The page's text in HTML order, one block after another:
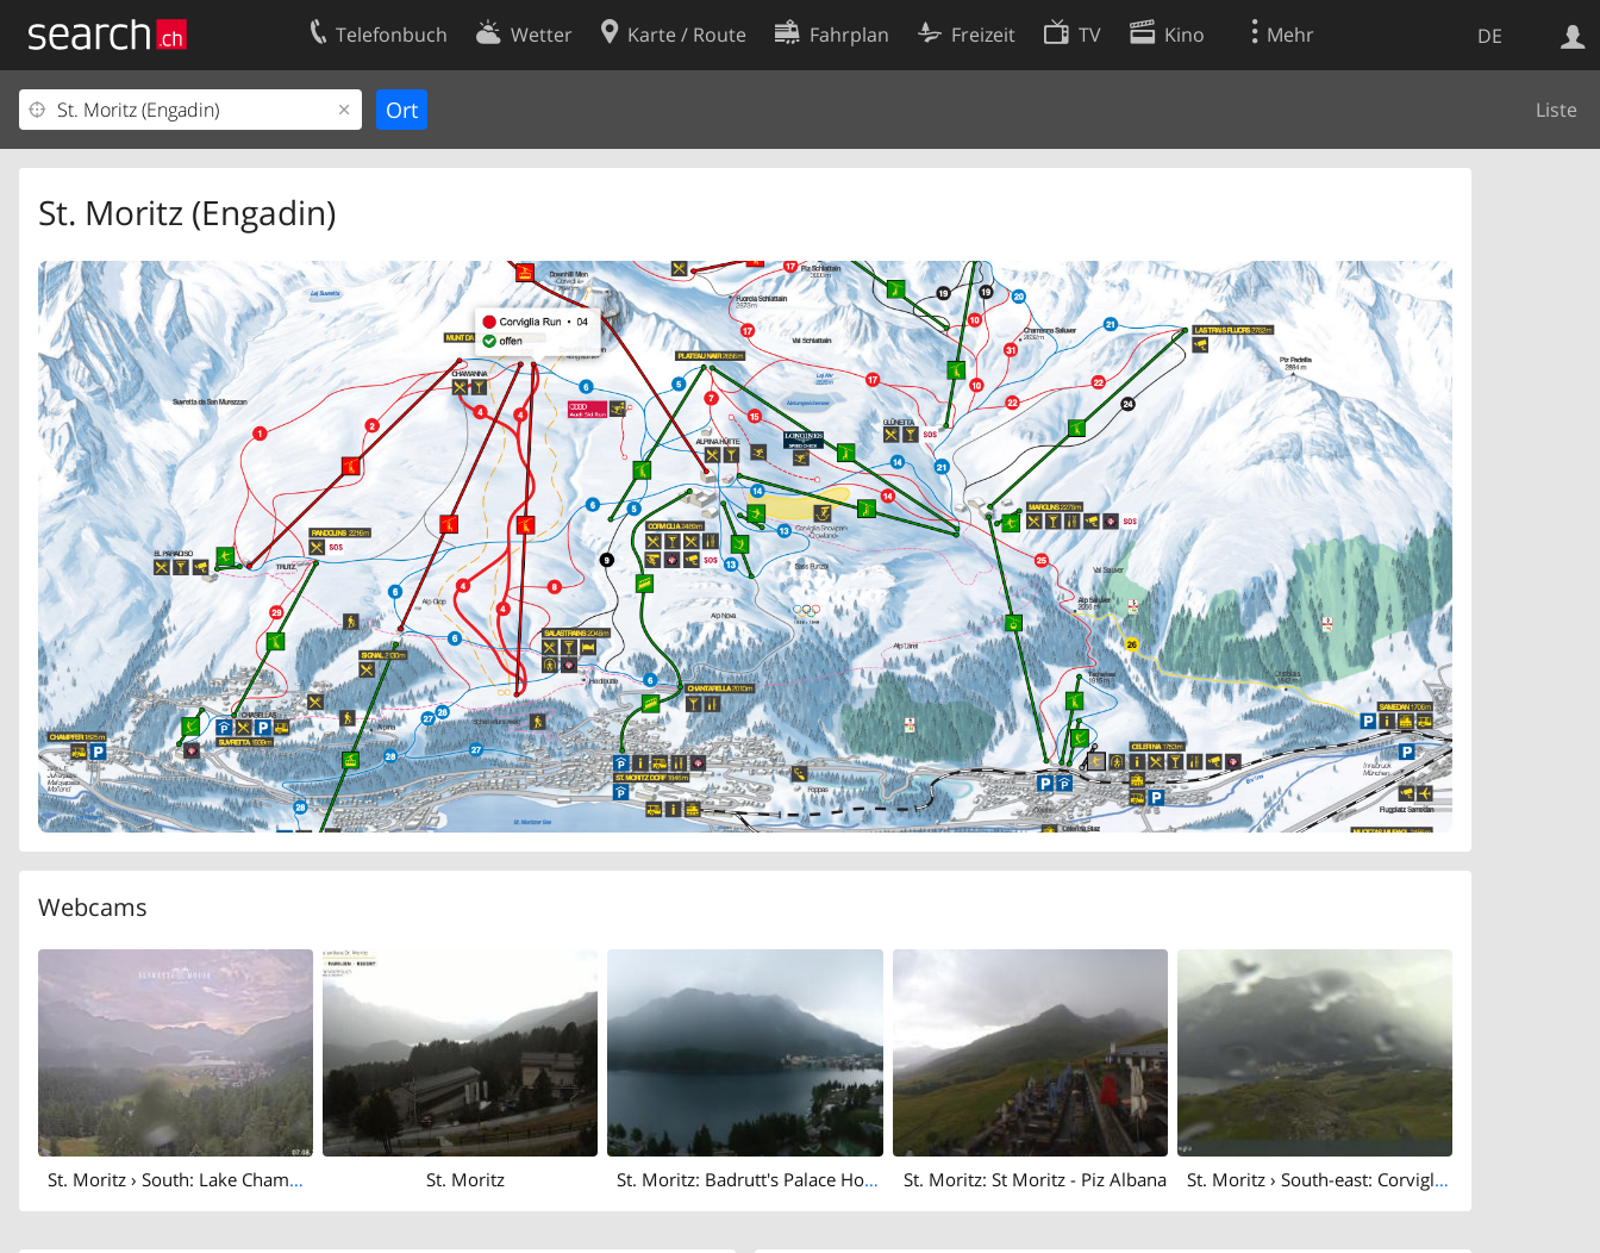
DE
Telefonbuch Wetter Karte / Route Fahrplan Freizeit TV Kino Mehr
Liste
St. Moritz (Engadin)
Webcams
St. Moritz › South: Lake Champfèr - Piz Corvatsch St. Moritz St. Moritz: Badrutt's Palace Hotel St. Moritz: St Moritz - Piz Albana St. Moritz › South-east: Corviglia - St Moritz - Lake Saint Moritz
Ihr Eintrag
Kundencenter Geschäftskunden
Nutzungsbedingungen
Cookie-Einstellungen